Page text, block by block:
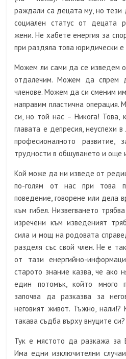
раждали са децата му, но тези
социален статус от децата
жени. Не хабете енергия за
при раздяла това юридически
Можем ли сами да се изведем
отдалечим. Можем да спрем
членове. Можем да си сменим
направим пластична
си, но той нас – Никога!
главата е депресия, неуспехи
професионалното развитие,
трудности в общуването и още
Кой може да ни изведе от
по-голям от нас при това
поведение, говорене или дела
към гибел. Низвегването
изречени към изведеният
сила и мощ на родовата
разделя със свой член. Не е
от тази енергийно-
старото знание казва, че ако
един потомък, който много
започва да разказва за
неговият живот. Тъжно,
такава съдба върху внуците си?
Тук е мястото да разкажа за
Има едни изключителни